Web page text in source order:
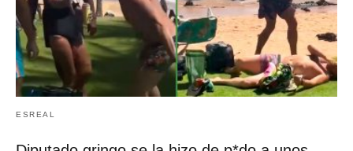
ESREAL